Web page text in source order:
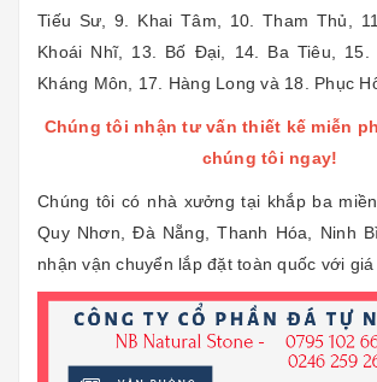
Tiếu Sư, 9. Khai Tâm, 10. Tham Thủ,
Khoái Nhĩ, 13. Bố Đại, 14. Ba Tiêu, 15.
Kháng Môn, 17. Hàng Long và 18. Phục
Chúng tôi nhận tư vấn thiết kế miễn
chúng tôi ngay!
Chúng tôi có nhà xưởng tại khắp ba
Quy Nhơn, Đà Nẵng, Thanh Hóa, Ninh
nhận vận chuyển lắp đặt toàn quốc với giá